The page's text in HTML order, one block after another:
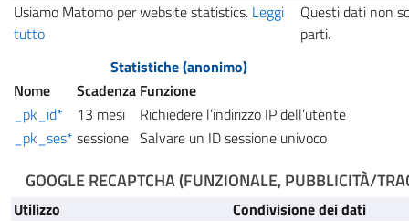
Usiamo Matomo per website statistics. Leggi
tutto
Questi dati non
parti.
Statistiche (anonimo)
Nome
Scadenza Funzione
_pk_id*
13 mesi
Richiedere l’indirizzo IP dell’utente
_pk_ses* sessione Salvare un ID sessione univoco
GOOGLE RECAPTCHA(FUNZIONALE, PUBBLICITÀ/
Utilizzo
Condivisione dei dati